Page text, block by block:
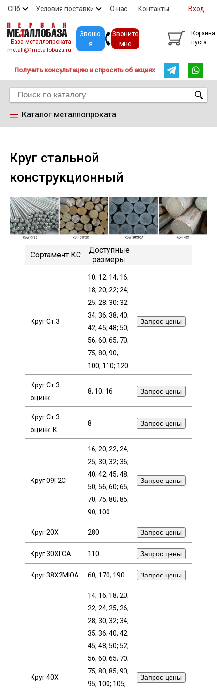
СПб Условия поставки О нас Контакты
Скидки Прайс Покупателям
Вход
База металлопроката
metall@1metallobaza.ru
Звоню
я
Звоните
мне
Корзина
пуста
Получить консультацию и спросить об акциях
Каталог металлопроката
Труба
Лист
Уголок
Круг
Винтовые сваи
Столбы заборные
Сетка кладочная
Круги абразивные
Электроды
Проволока
Круг стальной
конструкционный
Сортамент КС
Доступные
размеры
Круг Ст.3
10; 12; 14; 16;
18; 20; 22; 24;
25; 28; 30; 32;
34; 36; 38; 40;
42; 45; 48; 50;
56; 60; 65; 70;
75; 80; 90;
100; 110; 120
Запрос цены
Круг Ст.3
оцинк.
8; 10; 16 Запрос цены
Круг Ст.3
оцинк. К
8 Запрос цены
Круг 09Г2С
16; 20; 22; 24;
25; 30; 32; 36;
40; 42; 45; 48;
50; 56; 60; 65;
70; 75; 80; 85;
90; 100
Запрос цены
Круг 20Х 280 Запрос цены
Круг 30ХГСА 110 Запрос цены
Круг 38Х2МЮА 60; 170; 190 Запрос цены
Круг 40Х
14; 16; 18; 20;
22; 24; 25; 26;
28; 30; 32; 34;
35; 36; 40; 42;
45; 48; 50; 52;
56; 60; 65; 70;
75; 80; 85; 90;
95; 100; 105;
Запрос цены